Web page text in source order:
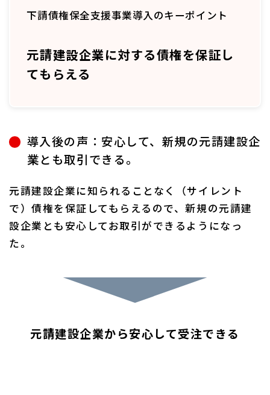
下請債権保全支援事業導入のキーポイント
元請建設企業に対する債権を保証し
てもらえる
導入後の声：安心して、新規の元請建設企
業とも取引できる。
元請建設企業に知られることなく（サイレント
で）債権を保証してもらえるので、新規の元請建
設企業とも安心してお取引ができるようになっ
た。
元請建設企業から安心して受注できる